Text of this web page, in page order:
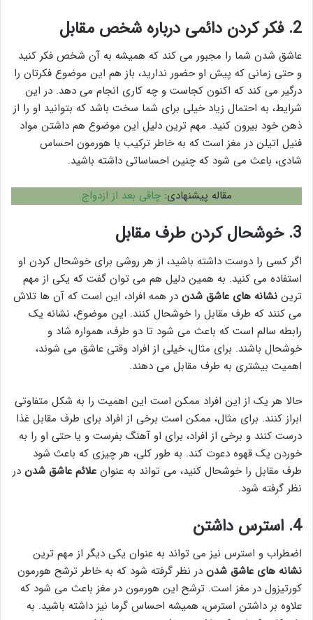
2. فکر کردن دائمی درباره شخص مقابل
عاشق شدن شما را مجبور می کند که همیشه به آن شخص فکر کنید
و حتی زمانی که پیش او حضور ندارید، باز هم این موضوع فکرتان را
درگیر می کند که اکنون کجاست و چه کاری انجام می دهد. در این
شرایط، به احتمال زیاد خیلی برای شما سخت باشد که بتوانید او را از
ذهن خود بیرون کنید. مهم ترین دلیل این موضوع هم داشتن مواد
فنیل اتیلن در مغز است که به خاطر ترکیب با هورمون احساس
شادی، باعث می شود که چنین احساساتی داشته باشید.
مقاله پیشنهادی:چاقی بعد از ازدواج
3. خوشحال کردن طرف مقابل
اگر کسی را دوست داشته باشید، از هر روشی برای خوشحال کردن او
استفاده می کنید. به همین دلیل هم می توان گفت که یکی از مهم
ترین نشانه های عاشق شدن در همه افراد، این است که آن ها تلاش
می کنند که طرف مقابل را خوشحال کنند. این موضوع، نشانه یک
رابطه سالم است که باعث می شود تا دو طرف، همواره شاد و
خوشحال باشند. برای مثال، خیلی از افراد وقتی عاشق می شوند،
اهمیت بیشتری به طرف مقابل می دهند.
حالا هر یک از این افراد ممکن است این اهمیت را به شکل متفاوتی
ابراز کنند. برای مثال، ممکن است برخی از افراد برای طرف مقابل غذا
درست کنند و برخی از افراد، برای او آهنگ بفرست و یا حتی او را به
خوردن یک قهوه دعوت کند. به طور کلی، هر چیزی که باعث شود
طرف مقابل را خوشحال کنید، می تواند به عنوان علائم عاشق شدن در
نظر گرفته شود.
4. استرس داشتن
اضطراب و استرس نیز می تواند به عنوان یکی دیگر از مهم ترین
نشانه های عاشق شدن در نظر گرفته شود که به خاطر ترشح هورمون
کورتیزول در مغز است. ترشح این هورمون در مغز باعث می شود که
علاوه بر داشتن استرس، همیشه احساس گرما نیز داشته باشید. به